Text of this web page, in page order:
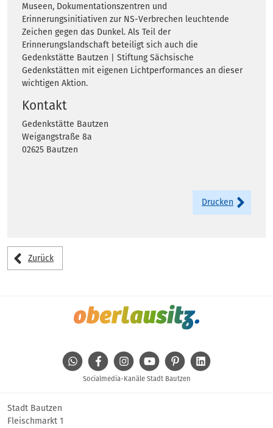
Museen, Dokumentationszentren und
Erinnerungsinitiativen zur NS-Verbrechen leuchtende
Zeichen gegen das Dunkel. Als Teil der
Erinnerungslandschaft beteiligt sich auch die
Gedenkstätte Bautzen | Stiftung Sächsische
Gedenkstätten mit eigenen Lichtperformances an dieser
wichtigen Aktion.
Kontakt
Gedenkstätte Bautzen
Weigangstraße 8a
02625 Bautzen
Drucken
Zurück
WhatsAppFacebookInstagramYoutube Pinterest
Socialmedia-Kanäle Stadt Bautzen
Stadt Bautzen
Fleischmarkt 1